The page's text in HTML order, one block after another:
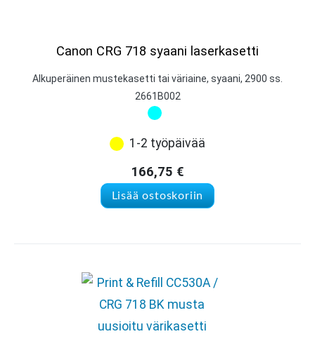
Canon CRG 718 syaani laserkasetti
Alkuperäinen mustekasetti tai väriaine, syaani, 2900 ss.
2661B002
1-2 työpäivää
166,75 €
Lisää ostoskoriin